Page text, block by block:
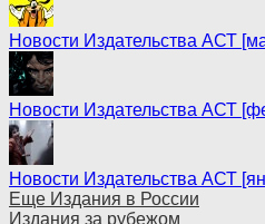
Новости Издательства АСТ
Новости Издательства АСТ
Новости Издательства АСТ
Еще Издания в России
Издания за рубежом